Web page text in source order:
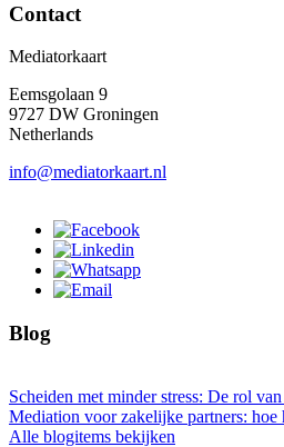
Contact
Mediatorkaart
Eemsgolaan 9
9727 DW Groningen
Netherlands
info@mediatorkaart.nl
Blog
Scheiden met minder stress: De rol
Mediation voor zakelijke partners: hoe
Alle blogitems bekijken